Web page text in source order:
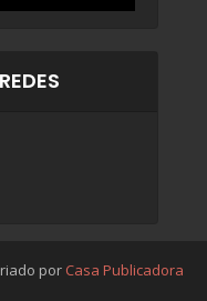
por Casa Publicadora